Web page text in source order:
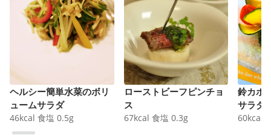
ヘルシー簡単水菜のボリ
ュームサラダ
46kcal 食塩 0.5g
ローストビーフピンチョ
ス
67kcal 食塩 0.3g
鈴カボ
サラダ
60kcal